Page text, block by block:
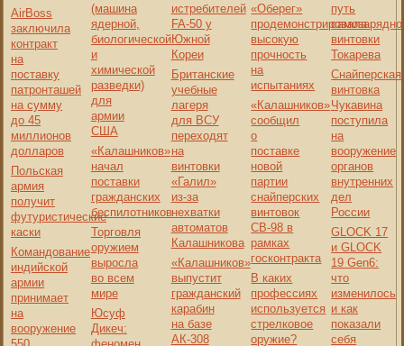
AirBoss
заключила
контракт
на
поставку
патронташей
на сумму
до 45
миллионов
долларов
Польская
армия
получит
футуристические
каски
Командование
индийской
армии
принимает
на
вооружение
(машина
ядерной,
биологической
и
химической
разведки)
для
армии
США
«Калашников»
начал
поставки
гражданских
беспилотников
Торговля
оружием
выросла
во всем
мире
Юсуф
Дикеч:
истребителей
FA-50 у
Южной
Кореи
Британские
учебные
лагеря
для ВСУ
переходят
на
винтовки
«Галил»
из-за
нехватки
автоматов
Калашникова
«Калашников»
выпустит
гражданский
карабин
на базе
АК-308
«Оберег»
продемонстрировала
высокую
прочность
на
испытаниях
«Калашников»
сообщил
о
поставке
новой
партии
снайперских
винтовок
СВ‑98 в
рамках
госконтракта
В каких
профессиях
используется
стрелковое
оружие?
путь
винтовки
Токарева
Снайперская
винтовка
Чукавина
поступила
на
вооружение
органов
внутренних
дел
России
GLOCK 17
и GLOCK
19 Gen6:
что
изменилось
и как
показали
себя